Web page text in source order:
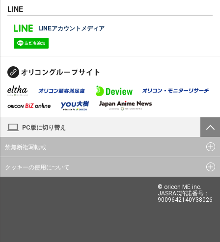
LINE
LINEアカウントメディア
PC版に切り替え
禁無断複写転載
クッキーの使用について
© oricon ME inc.
JASRAC許諾番号：
9009642140Y38026